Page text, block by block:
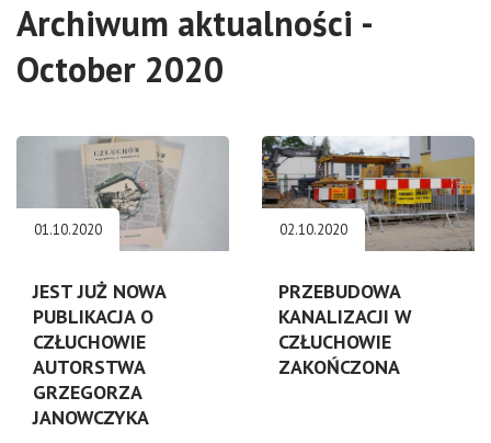
Archiwum aktualności -
October 2020
01.10.2020
JEST JUŻ NOWA
PUBLIKACJA O
CZŁUCHOWIE
AUTORSTWA
GRZEGORZA
JANOWCZYKA
02.10.2020
PRZEBUDOWA
KANALIZACJI W
CZŁUCHOWIE
ZAKOŃCZONA